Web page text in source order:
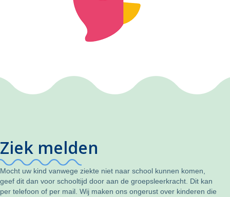
Ziek melden
Mocht uw kind vanwege ziekte niet naar school kunnen komen,
geef dit dan voor schooltijd door aan de groepsleerkracht. Dit kan
per telefoon of per mail. Wij maken ons ongerust over kinderen die